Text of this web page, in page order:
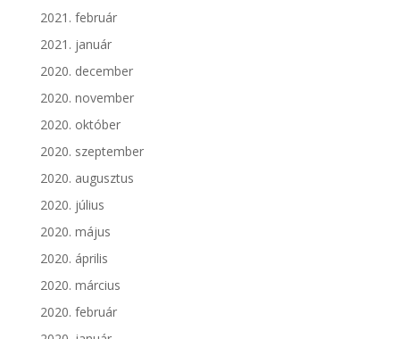
2021. február
2021. január
2020. december
2020. november
2020. október
2020. szeptember
2020. augusztus
2020. július
2020. május
2020. április
2020. március
2020. február